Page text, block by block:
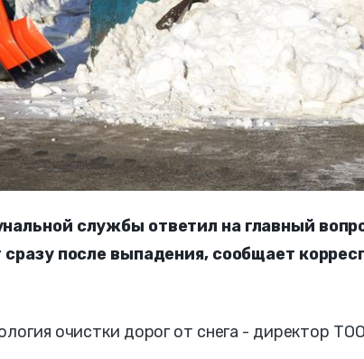
службы ответил на главный
сразу после выпадения, сообщает